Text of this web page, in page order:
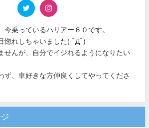
今乗っているハリアー６０です。
惚れしちゃいました( ﾟДﾟ)
せんが、自分でイジれるようになりたい
ず、車好きな方仲良くしてやってくださ